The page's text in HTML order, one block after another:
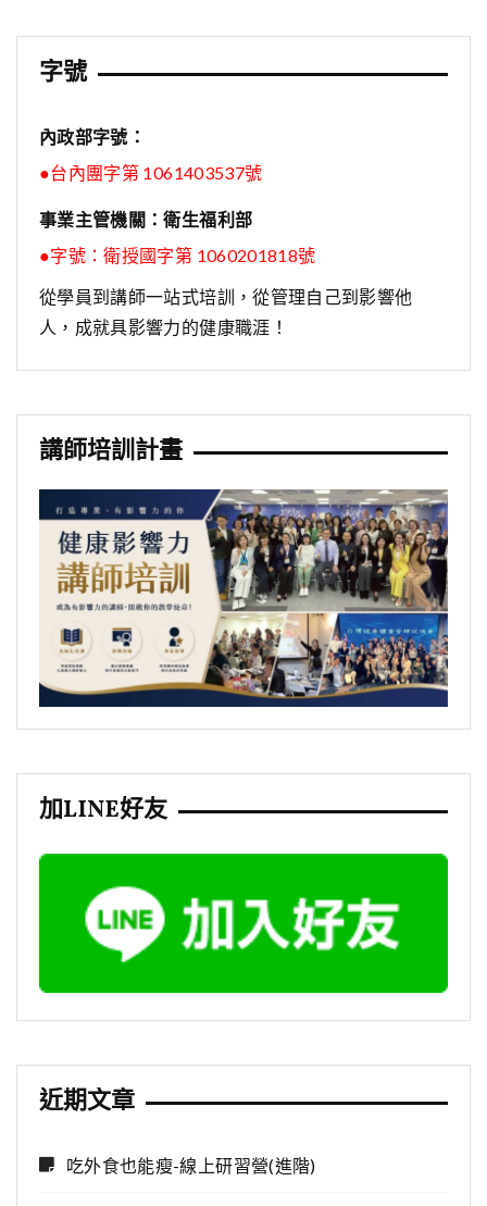
字號
內政部字號：
●台內團字第 1061403537號
事業主管機關：衛生福利部
●字號：衛授國字第 1060201818號
從學員到講師一站式培訓，從管理自己到影響他
人，成就具影響力的健康職涯！
講師培訓計畫
加LINE好友
近期文章
吃外食也能瘦-線上研習營(進階)